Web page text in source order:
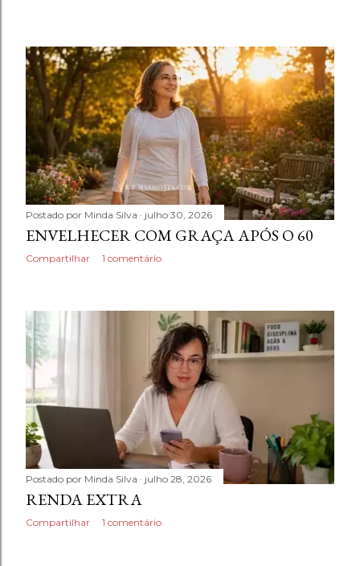
Postado por Minda Silva julho 30, 2026
ENVELHECER COM GRAÇA APÓS O 60
Compartilhar 1 comentário
Postado por Minda Silva julho 28, 2026
RENDA EXTRA
Compartilhar 1 comentário